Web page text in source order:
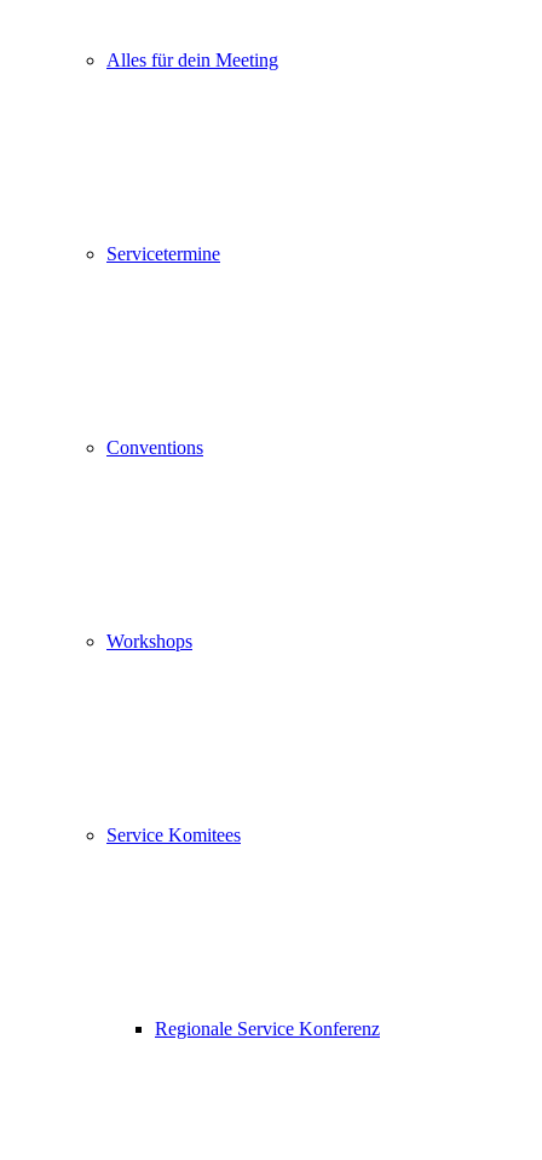
Alles für dein Meeting
Servicetermine
Conventions
Workshops
Service Komitees
Regionale Service Konferenz